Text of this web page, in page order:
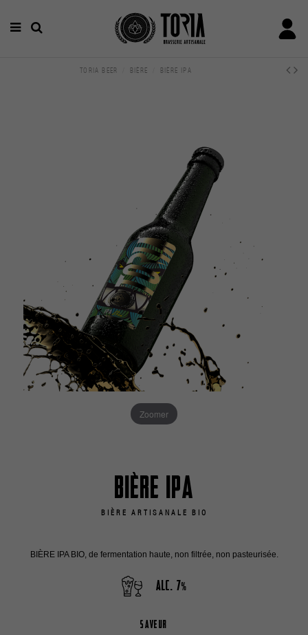
TORIA BEER BIÈRE BIÈRE IPA
Zoomer
Bière IPA
BIÈRE ARTISANALE BIO
BIÈRE IPA BIO, de fermentation haute, non filtrée, non pasteurisée.
Alc. 7%
SAVEUR